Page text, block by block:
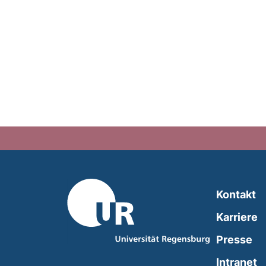
Kontakt
Karriere
Presse
Intranet